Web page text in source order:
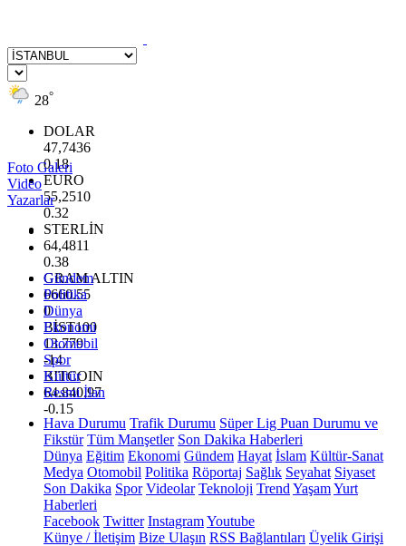
28°
DOLAR
47,7436
0.18
EURO
55,2510
0.32
STERLİN
64,4811
0.38
GRAM ALTIN
6660.55
0
BİST100
13.779
-14
BITCOIN
64.840,97
-0.15
Foto Galeri
Video
Yazarlar
Gündem
Politika
Dünya
Ekonomi
Otomobil
Spor
Kültür
Resmi İlan
Hava Durumu Trafik Durumu Süper Lig Puan Durumu ve
Fikstür Tüm Manşetler Son Dakika Haberleri
Dünya Eğitim Ekonomi Gündem Hayat İslam Kültür-Sanat
Medya Otomobil Politika Röportaj Sağlık Seyahat Siyaset
Son Dakika Spor Videolar Teknoloji Trend YaşamYurt
Haberleri
Facebook Twitter InstagramYoutube
Künye / İletişim Bize Ulaşın RSS Bağlantıları Üyelik Girişi